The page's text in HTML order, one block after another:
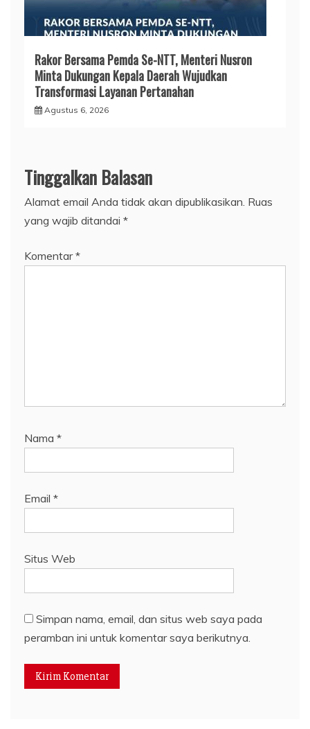
Rakor Bersama Pemda Se-NTT, Menteri Nusron
Minta Dukungan Kepala Daerah Wujudkan
Transformasi Layanan Pertanahan
Agustus 6, 2026
Tinggalkan Balasan
Alamat email Anda tidak akan dipublikasikan. Ruas
yang wajib ditandai *
Komentar*
Nama *
Email *
Situs Web
Simpan nama, email, dan situs web saya pada
peramban ini untuk komentar saya berikutnya.